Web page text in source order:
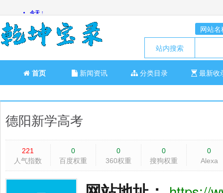
网站名
站内搜索
首页 新闻资讯 分类目录 最新收
德阳新学高考
221
人气指数
0
百度权重
0
360权重
0
搜狗权重
0
Alexa